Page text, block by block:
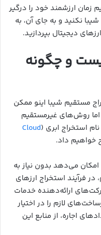
ارزشمند خود را درگیر
نکنید و به جای آن، به
دیجیتال بپردازید.
و چگونه
مستقیم شیبا اینو ممکن
اما روش‌های غیرمستقیم
استخراج ابری (Cloud
خواهیم داد.
می‌دهد بدون نیاز به
فرآیند استخراج ارزهای
ارائه‌دهنده خدمات
لازم را در اختیار
اجاره، از منابع این